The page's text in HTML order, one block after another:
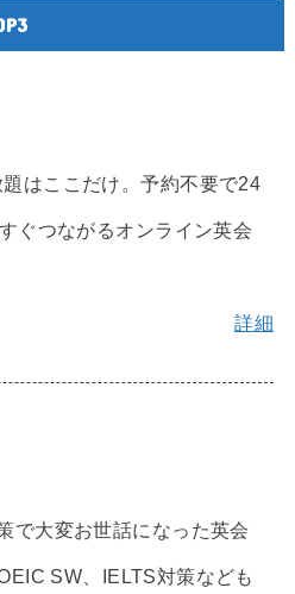
はここだけ。予約不要で24
ぐつながるオンライン英会
詳細
で大変お世話になった英会
SW、IELTS対策なども